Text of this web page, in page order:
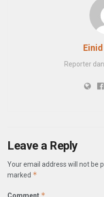
Reporter
Leave a Reply
Your email address will not be
marked *